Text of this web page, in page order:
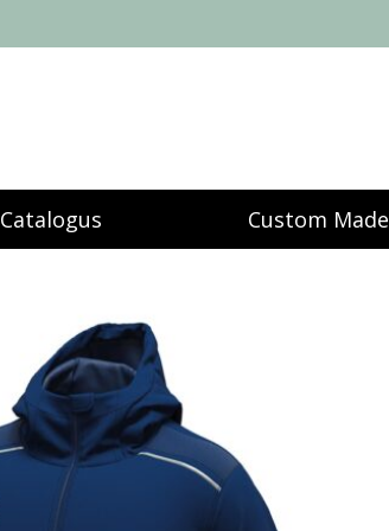
Catalogus Custom Made